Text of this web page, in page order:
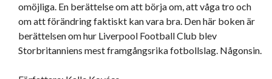
omöjliga. En berättelse om att börja om, att våga tro och
om att förändring faktiskt kan vara bra. Den här boken är
berättelsen om hur Liverpool Football Club blev
Storbritanniens mest framgångsrika fotbollslag. Någonsin.